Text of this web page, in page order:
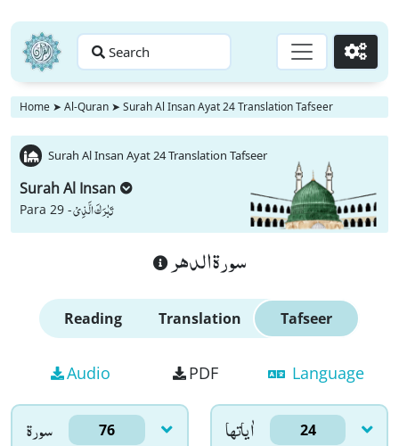
Search Go
Home ➤ Al-Quran ➤ Surah Al Insan Ayat 24 Translation Tafseer
Surah Al Insan Ayat 24 Translation Tafseer
Surah Al Insan
Para 29 -تَبٰرَكَ الَّذِیْ
سورة الدهر
Reading Translation Tafseer
Audio PDF Language
سورۃ 76 اٰياتها 24